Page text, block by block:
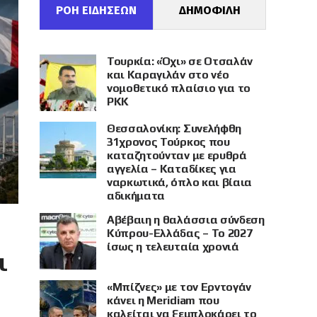
ΡΟΗ ΕΙΔΗΣΕΩΝ ΔΗΜΟΦΙΛΗ
Τουρκία: «Όχι» σε Οτσαλάν
και Καραγιλάν στο νέο
νομοθετικό πλαίσιο για το
PKK
Θεσσαλονίκη: Συνελήφθη
31χρονος Τούρκος που
καταζητούνταν με ερυθρά
αγγελία – Καταδίκες για
ναρκωτικά, όπλο και βίαια
αδικήματα
Αβέβαιη η θαλάσσια σύνδεση
Κύπρου-Ελλάδας – Το 2027
ίσως η τελευταία χρονιά
«Μπίζνες» με τον Ερντογάν
κάνει η Meridiam που
καλείται να ξεμπλοκάρει το